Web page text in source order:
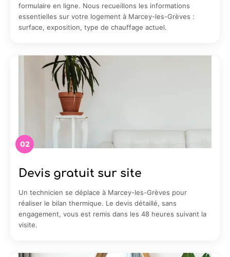
formulaire en ligne. Nous recueillons les informations
essentielles sur votre logement à Marcey-les-Grèves :
surface, exposition, type de chauffage actuel.
02
Devis gratuit sur site
Un technicien se déplace à Marcey-les-Grèves pour
réaliser le bilan thermique. Le devis détaillé, sans
engagement, vous est remis dans les 48 heures suivant la
visite.